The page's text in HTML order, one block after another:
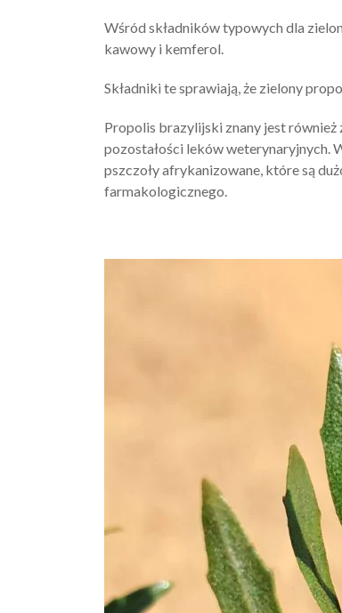
Wśród składników typowych dla
kawowy i kemferol.
Składniki te sprawiają, że zielony
Propolis brazylijski znany jest również
pozostałości leków weterynaryjnych.
pszczoły afrykanizowane, które są
farmakologicznego.